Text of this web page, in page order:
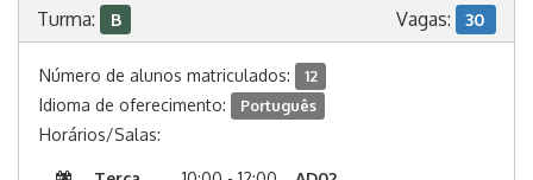
Turma: B Vagas: 30
Número de alunos matriculados: 12
Idioma de oferecimento: Português
Horários/Salas: